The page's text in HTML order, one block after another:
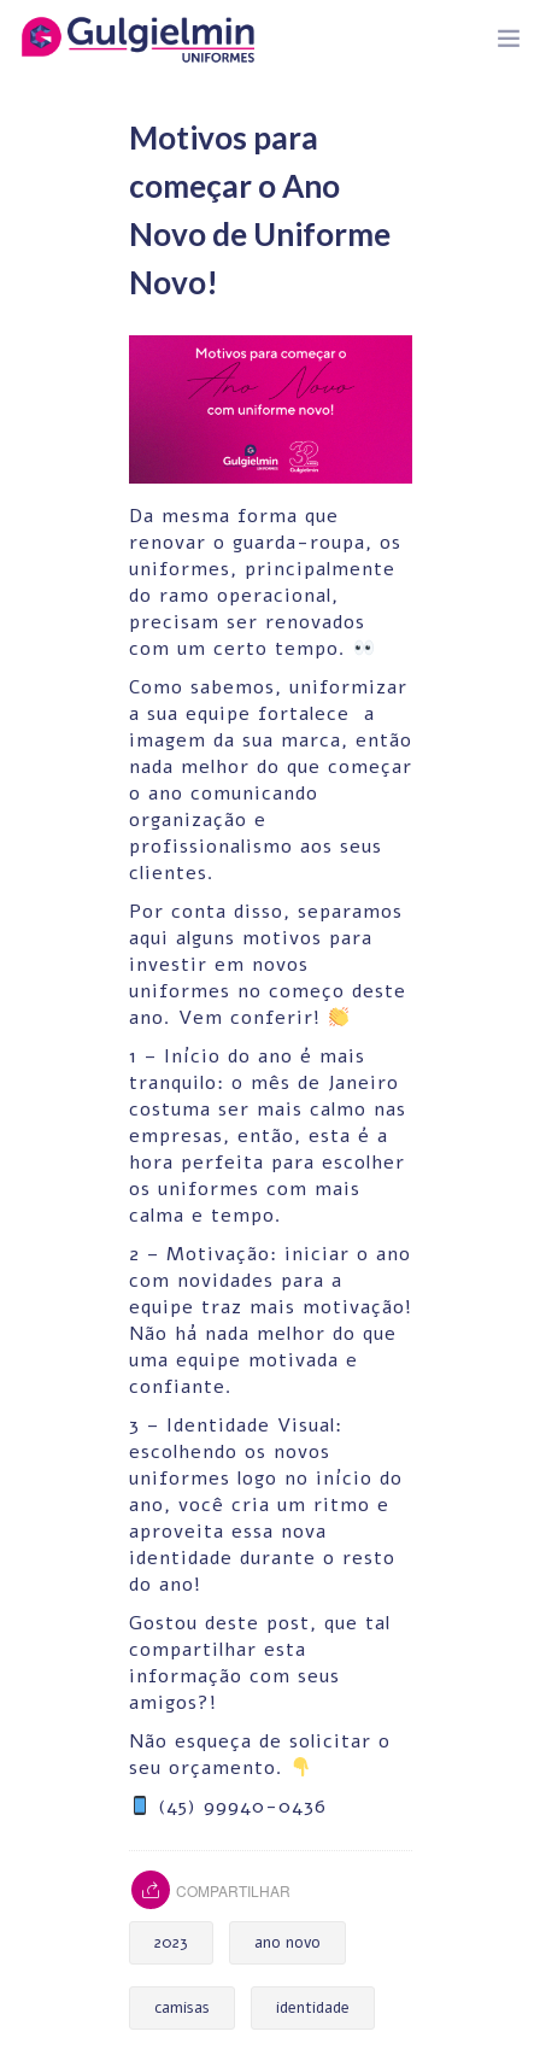
GULGIELMIN
ORÇAMENTOS
COMPRE ONLINE
Motivos para
começar o Ano
Novo de Uniforme
Novo!
Da mesma forma que
renovar o guarda-roupa, os
uniformes, principalmente
do ramo operacional,
precisam ser renovados
com um certo tempo.
Como sabemos, uniformizar
a sua equipe fortalece a
imagem da sua marca, então
nada melhor do que começar
o ano comunicando
organização e
profissionalismo aos seus
clientes.
Por conta disso, separamos
aqui alguns motivos para
investir em novos
uniformes no começo deste
ano. Vem conferir!
1 – Início do ano é mais
tranquilo: o mês de Janeiro
costuma ser mais calmo nas
empresas, então, esta é a
hora perfeita para escolher
os uniformes com mais
calma e tempo.
2 – Motivação: iniciar o ano
com novidades para a
equipe traz mais motivação!
Não há nada melhor do que
uma equipe motivada e
confiante.
3 – Identidade Visual:
escolhendo os novos
uniformes logo no início do
ano, você cria um ritmo e
aproveita essa nova
identidade durante o resto
do ano!
Gostou deste post, que tal
compartilhar esta
informação com seus
amigos?!
Não esqueça de solicitar o
seu orçamento.
(45) 99940-0436
COMPARTILHAR
2023 ano novo
camisas identidade